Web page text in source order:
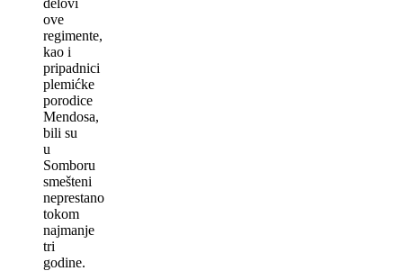
ove
regimente,
kao i
pripadnici
plemićke
porodice
Mendosa,
bili su
u
Somboru
smešteni
neprestano
tokom
najmanje
tri
godine.